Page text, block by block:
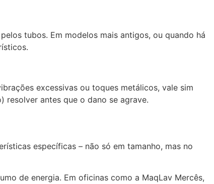
tubos. Em modelos mais antigos, ou quando há
excessivas ou toques metálicos, vale sim
resolver antes que o dano se agrave.
específicas – não só em tamanho, mas no
de energia. Em oficinas como a MaqLav Mercês,